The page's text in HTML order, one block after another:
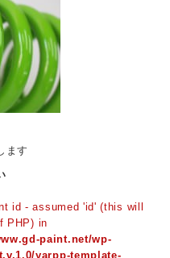
ます
id - assumed 'id' (this will
PHP) in
paint.net/wp-
yarpp-template-